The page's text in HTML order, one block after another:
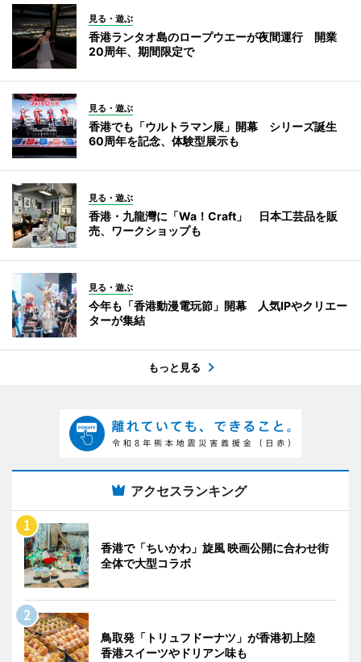
見る・遊ぶ
香港ランタオ島のロープウエーが夜間運行 開業
20周年、期間限定で
見る・遊ぶ
香港でも「ウルトラマン展」開幕 シリーズ誕生
60周年を記念、体験型展示も
見る・遊ぶ
香港・九龍灣に「Wa！Craft」 日本工芸品を販
売、ワークショップも
見る・遊ぶ
今年も「香港動漫電玩節」開幕 人気IPやクリエー
ターが集結
もっと見る
アクセスランキング
香港で「ちいかわ」旋風 映画公開に合わせ街
全体で大型コラボ
鳥取発「トリュフドーナツ」が香港初上陸
香港スイーツやドリアン味も